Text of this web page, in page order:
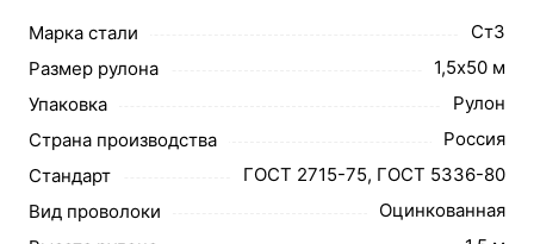
Марка стали
Ст3
Размер рулона
1,5х50 м
Упаковка
Рулон
Страна производства
Россия
Стандарт
ГОСТ 2715-75, ГОСТ 5336-80
Вид проволоки
Оцинкованная